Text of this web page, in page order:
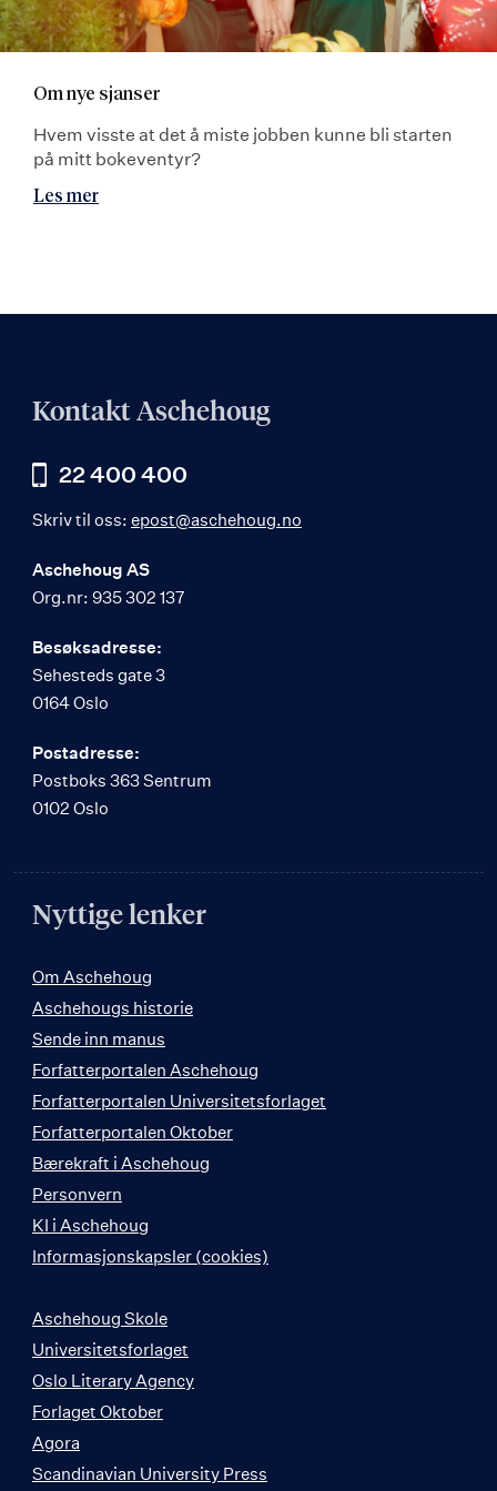
Om nye sjanser
Hvem visste at det å miste jobben kunne bli starten
på mitt bokeventyr?
Les mer
Kontakt Aschehoug
22 400 400
Skriv til oss: epost@aschehoug.no
Aschehoug AS
Org.nr: 935 302 137
Besøksadresse:
Sehesteds gate 3
0164 Oslo
Postadresse:
Postboks 363 Sentrum
0102 Oslo
Nyttige lenker
Om Aschehoug
Aschehougs historie
Sende inn manus
Forfatterportalen Aschehoug
Forfatterportalen Universitetsforlaget
Forfatterportalen Oktober
Bærekraft i Aschehoug
Personvern
KI i Aschehoug
Informasjonskapsler (cookies)
Aschehoug Skole
Universitetsforlaget
Oslo Literary Agency
Forlaget Oktober
Agora
Scandinavian University Press